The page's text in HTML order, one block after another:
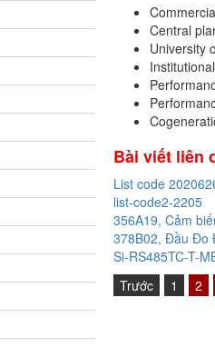
Central
University
Bài viết liên
List code
list-code2-2205
356A19, Cảm
378B02, Đầu Đo
Si-RS485TC-T-
Trước
1 2